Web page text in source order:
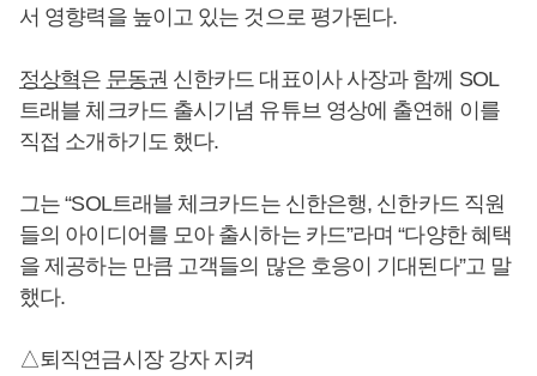
서 영향력을 높이고 있는 것으로 평가된다.
정상혁은 문동권 신한카드 대표이사 사장과 함께 SOL
트래블 체크카드 출시기념 유튜브 영상에 출연해 이를
직접 소개하기도 했다.
그는 “SOL트래블 체크카드는 신한은행, 신한카드 직원
들의 아이디어를 모아 출시하는 카드”라며 “다양한 혜택
을 제공하는 만큼 고객들의 많은 호응이 기대된다”고 말
했다.
△퇴직연금시장 강자 지켜